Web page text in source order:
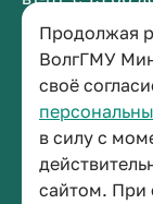
Продолжая
ВолгГМУ
своё
в силу с
сайтом. При
Приемная
+7 (8442) 38-
г.
кабинет 3-11
пн-пт, с 08.30